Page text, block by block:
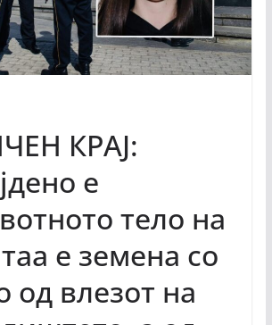
КРАЈ:
е
тело на
е земена со
од влезот на